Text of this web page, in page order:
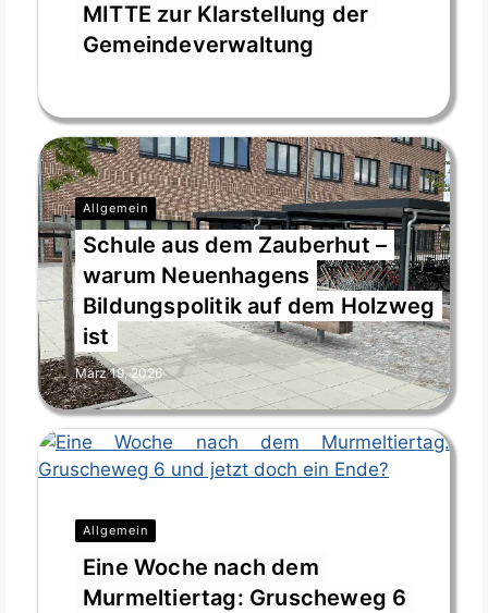
MITTE zur Klarstellung der
Gemeindeverwaltung
Allgemein
Schule aus dem Zauberhut –
warum Neuenhagens
Bildungspolitik auf dem Holzweg
ist
März 19, 2026
Allgemein
Eine Woche nach dem
Murmeltiertag: Gruscheweg 6